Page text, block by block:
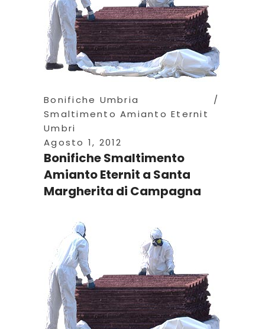
Bonifiche Umbria
Smaltimento Amianto Eternit
Umbri
Agosto 1, 2012
Bonifiche Smaltimento
Amianto Eternit a Santa
Margherita di Campagna